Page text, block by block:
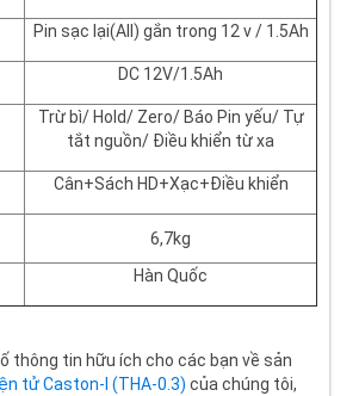
Pin sạc lại(All) gắn trong 12 v / 1.5Ah
DC 12V/1.5Ah
Trừ bì/ Hold/ Zero/ Báo Pin yếu/ Tự
tắt nguồn/ Điều khiển từ xa
Cân+Sách HD+Xạc+Điều khiển
6,7kg
Hàn Quốc
thông tin hữu ích cho các bạn về sản
tử Caston-I (THA-0.3) của chúng tôi,